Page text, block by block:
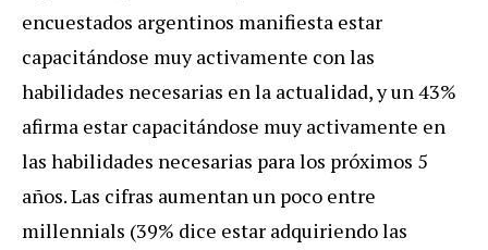
encuestados argentinos manifiesta estar
capacitándose muy activamente con las
habilidades necesarias en la actualidad, y un 43%
afirma estar capacitándose muy activamente en
las habilidades necesarias para los próximos 5
años. Las cifras aumentan un poco entre
millennials (39% dice estar adquiriendo las